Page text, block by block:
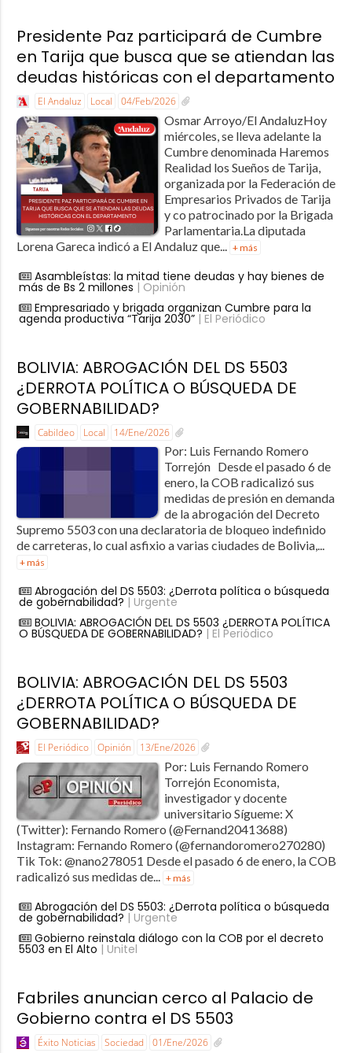
Presidente Paz participará de Cumbre
en Tarija que busca que se atiendan las
deudas históricas con el departamento
El Andaluz Local 04/Feb/2026
Osmar Arroyo/El AndaluzHoy
miércoles, se lleva adelante la
Cumbre denominada Haremos
Realidad los Sueños de Tarija,
organizada por la Federación de
Empresarios Privados de Tarija
y co patrocinado por la Brigada
Parlamentaria.La diputada
Lorena Gareca indicó a El Andaluz que...
+ más
Asambleístas: la mitad tiene deudas y hay bienes de
más de Bs 2 millones | Opinión
Empresariado y brigada organizan Cumbre para la
agenda productiva “Tarija 2030”| El Periódico
BOLIVIA: ABROGACIÓN DEL DS 5503
¿DERROTA POLÍTICA O BÚSQUEDA DE
GOBERNABILIDAD?
Cabildeo Local 14/Ene/2026
Por: Luis Fernando Romero
Torrejón Desde el pasado 6 de
enero, la COB radicalizó sus
medidas de presión en demanda
de la abrogación del Decreto
Supremo 5503 con una declaratoria de bloqueo indefinido
de carreteras, lo cual asfixio a varias ciudades de Bolivia,...
+ más
Abrogación del DS 5503: ¿Derrota política o búsqueda
de gobernabilidad? | Urgente
BOLIVIA: ABROGACIÓN DEL DS 5503 ¿DERROTA POLÍTICA
O BÚSQUEDA DE GOBERNABILIDAD? | El Periódico
BOLIVIA: ABROGACIÓN DEL DS 5503
¿DERROTA POLÍTICA O BÚSQUEDA DE
GOBERNABILIDAD?
El Periódico Opinión 13/Ene/2026
Por: Luis Fernando Romero
Torrejón Economista,
investigador y docente
universitario Sígueme: X
(Twitter): Fernando Romero (@Fernand20413688)
Instagram: Fernando Romero (@fernandoromero270280)
Tik Tok: @nano278051 Desde el pasado 6 de enero, la COB
radicalizó sus medidas de... + más
Abrogación del DS 5503: ¿Derrota política o búsqueda
de gobernabilidad? | Urgente
Gobierno reinstala diálogo con la COB por el decreto
5503 en El Alto | Unitel
Fabriles anuncian cerco al Palacio de
Gobierno contra el DS 5503
Éxito Noticias Sociedad 01/Ene/2026